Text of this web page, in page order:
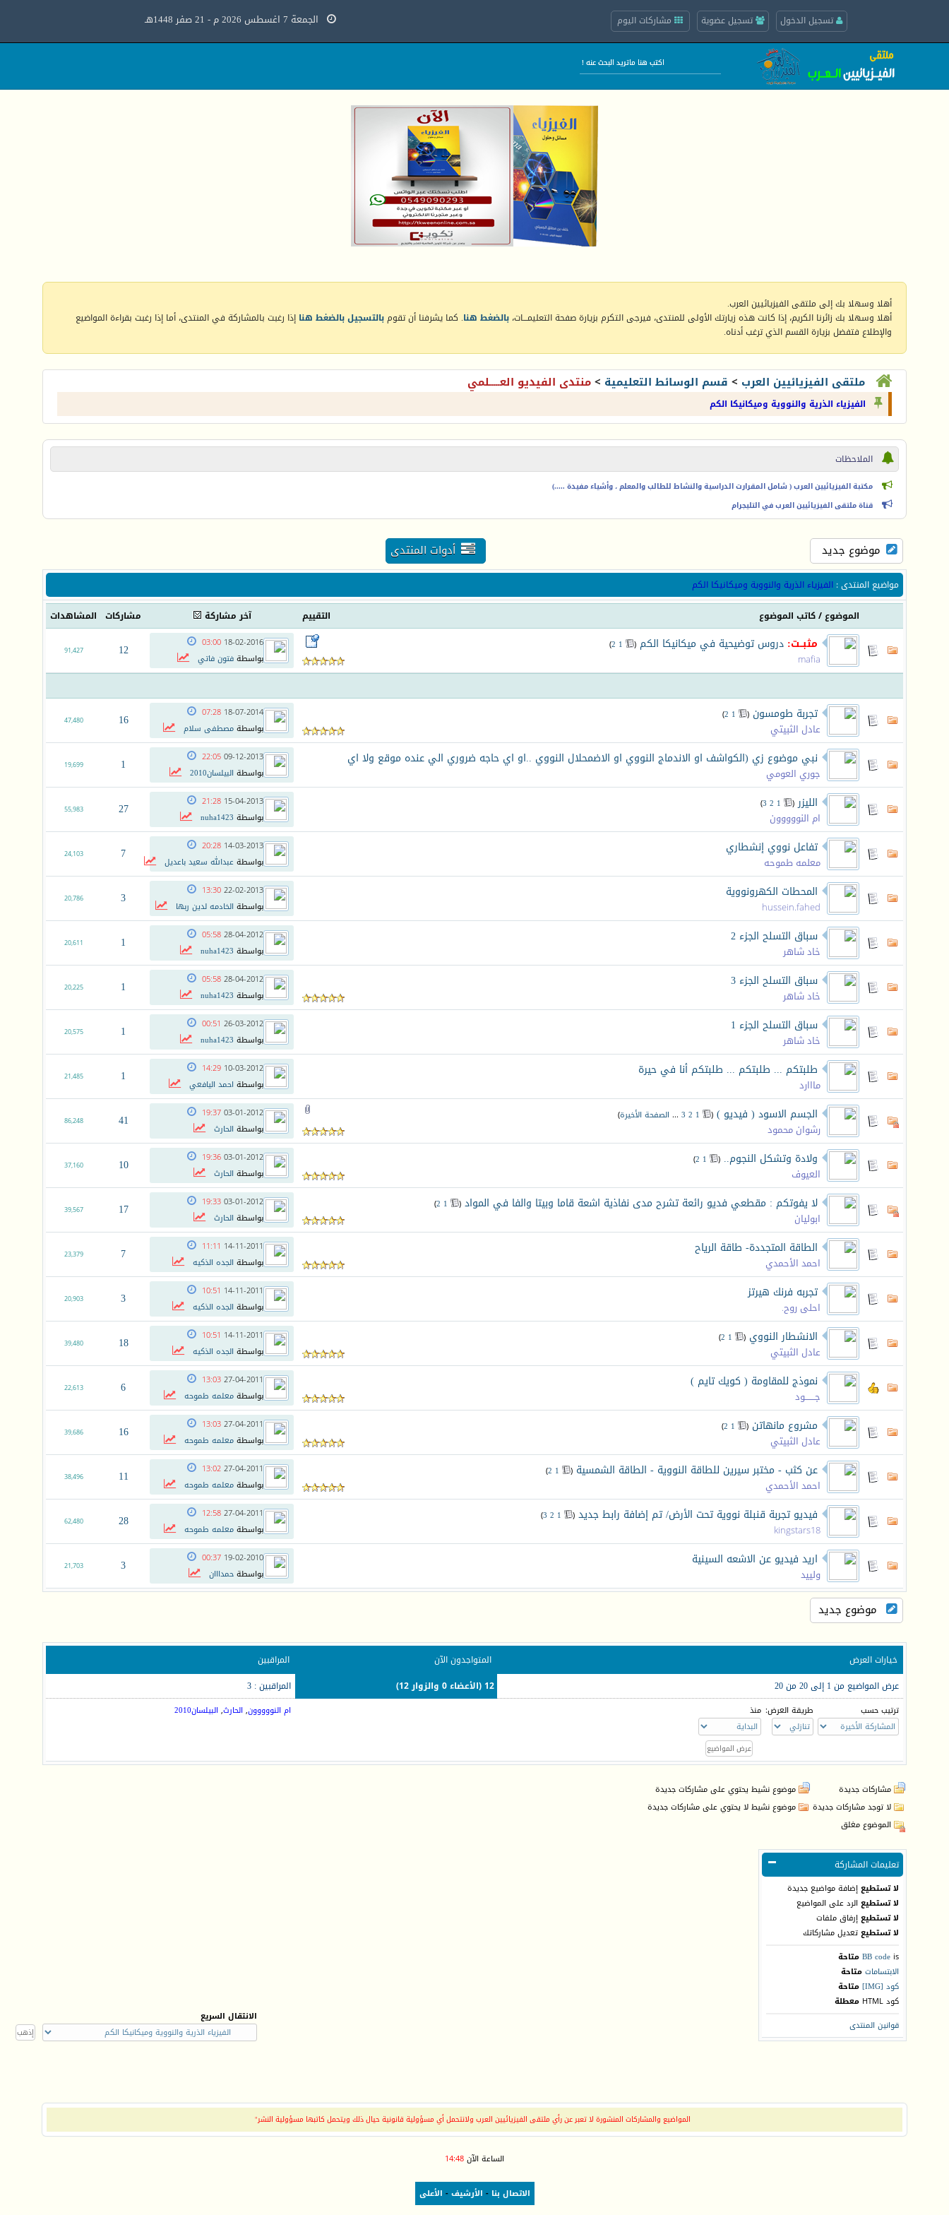
تسجيل الدخول تسجيل عضوية مشاركات اليوم الجمعة 7 اغسطس 2026 م - 21 صفر 1448هـ
أهلا وسهلا بك إلى ملتقى الفيزيائيين العرب.
أهلا وسهلا بك زائرنا الكريم، إذا كانت هذه زيارتك الأولى للمنتدى، فيرجى التكرم بزيارة صفحة التعليمـــات، بالضغط هنا. كما يشرفنا أن تقومبالتسجيل بالضغط هنا إذا رغبت بالمشاركة في المنتدى، أما إذا رغبت بقراءة المواضيع
والإطلاع فتفضل بزيارة القسم الذي ترغب أدناه.
ملتقى الفيزيائيين العرب > قسم الوسائط التعليمية >منتدى الفيديو العـــــلمي
الفيزياء الذرية والنووية وميكانيكا الكم
الملاحظات
مكتبة الفيزيائيين العرب ( شامل المقرارت الدراسية والنشاط للطالب والمعلم ، وأشياء مفيدة .....)
قناة ملتقى الفيزيائيين العرب في التليجرام
موضوع جديد أدوات المنتدى
مواضيع المنتدى: الفيزياء الذرية والنووية وميكانيكا الكم
التقييم
الموضوع/كاتب الموضوع آخر مشاركة مشاركات المشاهدات
مثبــت: دروس توضيحية في ميكانيكا الكم (
1
2
)
mafia
18-02-2016
03:00
بواسطةفتون فاتي 12
91,427
تجربة طومسون (
1
2
)
عادل الثبيتي
18-07-2014
07:28
بواسطةمصطفى سلام 16
47,480
نبي موضوع زي (الكواشف او الاندماج النووي او الاضمحلال النووي ..او اي حاجه ضروري الي عنده موقع ولا اي
جوري العومي
09-12-2013
22:05
بواسطة البيلسان2010 1
19,699
الليزر‏
(
1
2
3
)
ام النووووون
15-04-2013
21:28
بواسطة nuha1423
27
55,983
تفاعل نووي إنشطاري
معلمه طموحه
14-03-2013
20:28
بواسطةعبدالله سعيد باعديل 7
24,103
المحطات الكهرونووية
hussein.fahed
22-02-2013
13:30
بواسطة الخادمه لدين ربها 3
20,786
سباق التسلح الجزء 2
خاد شاهر
28-04-2012
05:58
بواسطة nuha1423
1
20,611
سباق التسلح الجزء 3
خاد شاهر
28-04-2012
05:58
بواسطة nuha1423
1
20,225
سباق التسلح الجزء 1
خاد شاهر
26-03-2012
00:51
بواسطة nuha1423
1
20,575
طلبتكم ... طلبتكم ... طلبتكم أنا في حيرة
مااارد
10-03-2012
14:29
بواسطة احمد اليافعي 1
21,485
الجسم الاسود ( فيديو ) (
1
2
3
... الصفحة الأخيرة)
رشوان محمود
03-01-2012
19:37
بواسطة الحارث 41
86,248
ولادة وتشكل النجوم.. (
1
2
)
العيوف
03-01-2012
19:36
بواسطة الحارث 10
37,160
لا يفوتكم : مقطعي فديو رائعة تشرح مدى نفاذية اشعة قاما وبيتا والفا في المواد (
1
2
)
ابوليان
03-01-2012
19:33
بواسطة الحارث 17
39,567
الطاقة المتجددة- طاقة الرياح
احمد الأحمدي
14-11-2011
11:11
بواسطة الجده الذكيه 7
23,379
تجربه فرنك هيرتز
احلى روح.
14-11-2011
10:51
بواسطة الجده الذكيه 3
20,903
الانشطار النووي (
1
2
)
عادل الثبيتي
14-11-2011
10:51
بواسطة الجده الذكيه 18
39,480
نموذج للمقاومة ( كويك تايم )
جـــــــود
27-04-2011
13:03
بواسطةمعلمه طموحه 6
22,613
مشروع مانهاتن (
1
2
)
عادل الثبيتي
27-04-2011
13:03
بواسطةمعلمه طموحه 16
39,686
عن كثب - مختبر سيرين للطاقة النووية - الطاقة الشمسية (
1
2
)
احمد الأحمدي
27-04-2011
13:02
بواسطةمعلمه طموحه 11
38,496
فيديو تجربة قنبلة نووية تحت الأرض/ تم إضافة رابط جديد (
1
2
3
)
kingstars18
27-04-2011
12:58
بواسطةمعلمه طموحه 28
62,480
اريد فيديو عن الاشعه السينية
ولييد
19-02-2010
00:37
بواسطةحمدااان 3
21,703
موضوع جديد
خيارات العرض المتواجدون الآن
المراقبين
عرض المواضيع من 1 إلى 20 من 20
12 (الأعضاء 0 والزوار 12) المراقبين : 3
ترتيب حسب طريقة العرض: منذ ام النووووون, الحارث, البيلسان2010
مشاركات جديدة
موضوع نشيط يحتوي على مشاركات جديدة
لا توجد مشاركات جديدة
موضوع نشيط لا يحتوي على مشاركات جديدة
الموضوع مغلق
تعليمات المشاركة
لا تستطيعإضافة مواضيع جديدة
لا تستطيع الرد على المواضيع
لا تستطيعإرفاق ملفات
لا تستطيعتعديل مشاركاتك
BB code is
متاحة
الابتساماتمتاحة
كود [IMG]
متاحة
كود HTML
معطلة
قوانين المنتدى
الانتقال السريع
المواضيع والمشاركات المنشورة لا تعبر عن رأي ملتقى الفيزيائيين العرب ولانتحمل أي مسؤولية قانونية حيال ذلك ويتحمل كاتبها مسؤولية النشر"
الساعة الآن14:48
الاتصال بنا - الأرشيف- الأعلى